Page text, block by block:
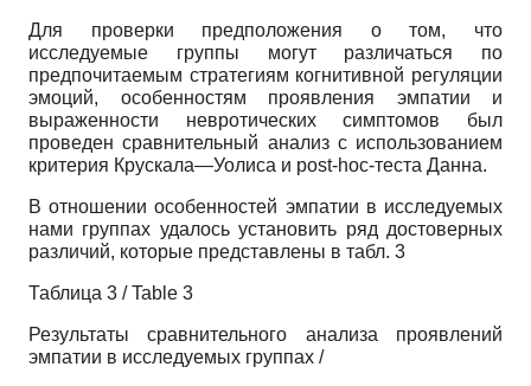
Для проверки предположения о том, что
исследуемые группы могут различаться по
предпочитаемым стратегиям когнитивной регуляции
эмоций, особенностям проявления эмпатии и
выраженности невротических симптомов был
проведен сравнительный анализ с использованием
критерия Крускала—Уолиса и post-hoc-теста Данна.
В отношении особенностей эмпатии в исследуемых
нами группах удалось установить ряд достоверных
различий, которые представлены в табл. 3
Таблица 3 / Table 3
Результаты сравнительного анализа проявлений
эмпатии в исследуемых группах /